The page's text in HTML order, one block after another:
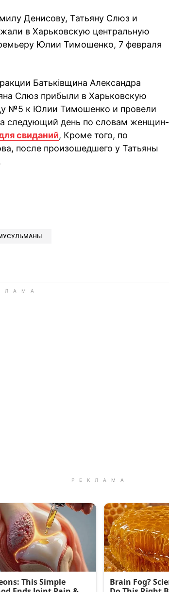
Денисову, Татьяну Слюз и
в Харьковскую центральную
Юлии Тимошенко, 7 февраля
Батьківщина Александра
Слюз прибыли в Харьковскую
№5 к Юлии Тимошенко и провели
следующий день по словам женщин-
свиданий, Кроме того, по
после произошедшего у Татьяны
Messenger
в LinkedIn
news
LinkedIn